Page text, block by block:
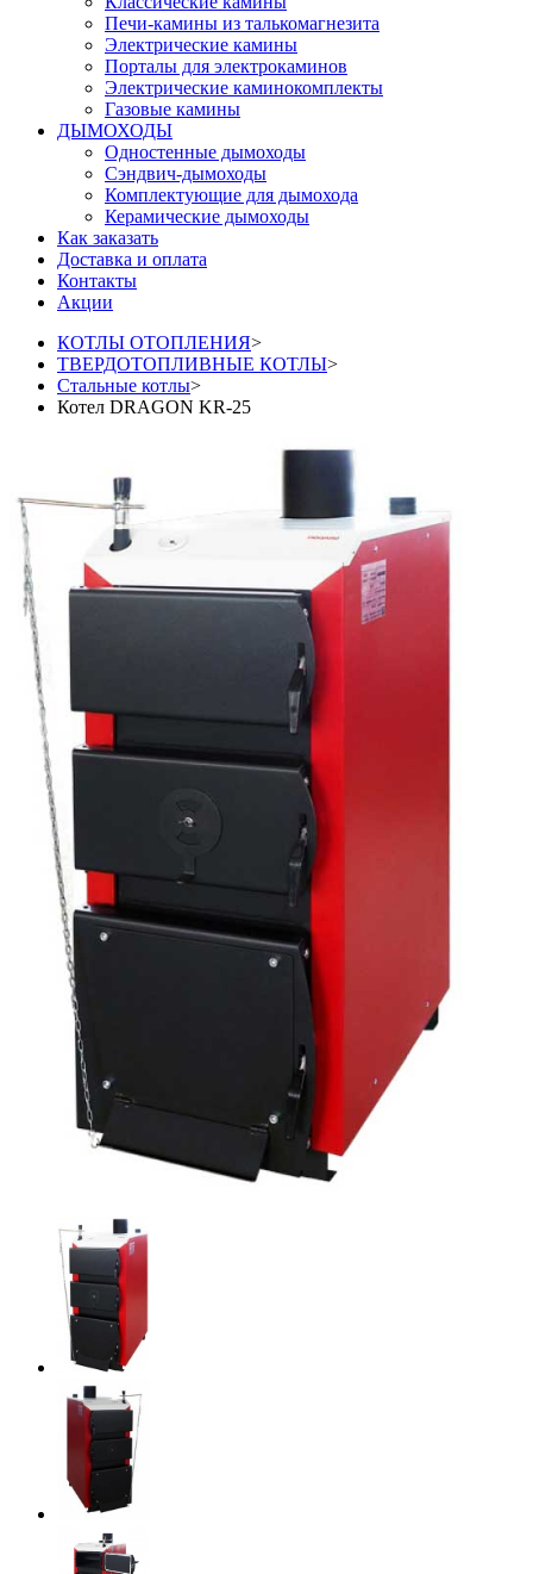
Печи-камины из талькомагнезита
Электрические камины
Порталы для электрокаминов
Электрические каминокомплекты
Газовые камины
ДЫМОХОДЫ
Одностенные дымоходы
Сэндвич-дымоходы
Комплектующие для дымохода
Керамические дымоходы
Как заказать
Доставка и оплата
Контакты
Акции
КОТЛЫ ОТОПЛЕНИЯ>
ТВЕРДОТОПЛИВНЫЕ КОТЛЫ>
Стальные котлы>
Котел DRAGON KR-25